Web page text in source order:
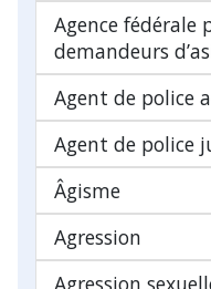
Agence fédérale
demandeurs
Agent de police
Agent de police
Âgisme
Agression
Agression